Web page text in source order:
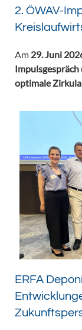
2. ÖWAV-
Am 29. Juni
Impulsgespräch
optimale
ERFA